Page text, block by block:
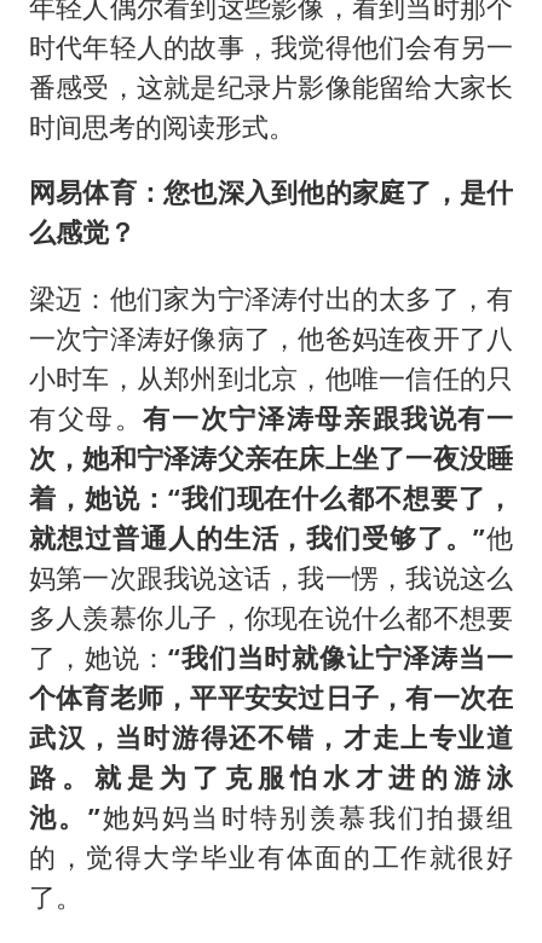
时代年轻人的故事，我觉得他们会有另一
番感受，这就是纪录片影像能留给大家长
时间思考的阅读形式。
网易体育：您也深入到他的家庭了，是什
么感觉？
梁迈：他们家为宁泽涛付出的太多了，有
一次宁泽涛好像病了，他爸妈连夜开了八
小时车，从郑州到北京，他唯一信任的只
有父母。有一次宁泽涛母亲跟我说有一
次，她和宁泽涛父亲在床上坐了一夜没睡
着，她说：“我们现在什么都不想要了，
就想过普通人的生活，我们受够了。”他
妈第一次跟我说这话，我一愣，我说这么
多人羡慕你儿子，你现在说什么都不想要
了，她说： “我们当时就像让宁泽涛当一
个体育老师，平平安安过日子，有一次在
武汉，当时游得还不错，才走上专业道
路。就是为了克服怕水才进的游泳
池。”她妈妈当时特别羡慕我们拍摄组
的，觉得大学毕业有体面的工作就很好
了。